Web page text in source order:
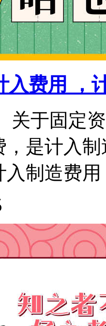
入费用 ，
关于固定
，是计入
入制造费